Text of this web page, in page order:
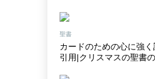
聖書
カードのための心に強
引用|クリスマスの聖書